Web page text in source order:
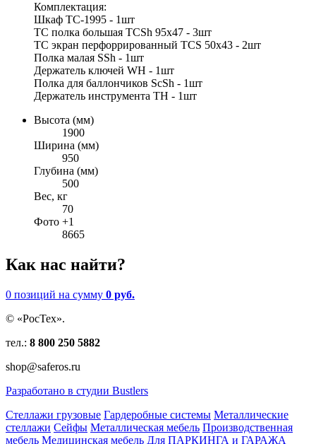
Комплектация:
Шкаф TC-1995 - 1шт
TC полка большая TCSh 95х47 - 3шт
TC экран перфоррированный TCS 50x43 - 2шт
Полка малая SSh - 1шт
Держатель ключей WH - 1шт
Полка для баллончиков ScSh - 1шт
Держатель инструмента TH - 1шт
Высота (мм)
1900
Ширина (мм)
950
Глубина (мм)
500
Вес, кг
70
Фото +1
8665
Как нас найти?
0 позиций на сумму 0 руб.
© «РосТех».
тел.: 8 800 250 5882
shop@saferos.ru
Разработано в студии Bustlers
Стеллажи грузовые Гардеробные системы Металлические
стеллажи Сейфы Металлическая мебель Производственная
мебель Медицинская мебель Для ПАРКИНГА и ГАРАЖА